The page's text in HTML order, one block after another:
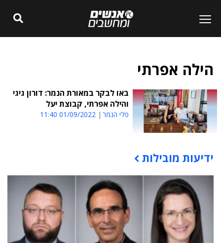
הילה אפרתי
באו לבקר במאורת הנמר: דורון גיגי
והילה אפרתי, קבוצת יעל
פלי הנמר 01/09/2022 11:40
תוכן פרסומי
ידיעות מובילות